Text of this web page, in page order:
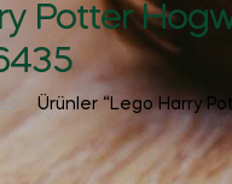
Potter
Ürünler “Lego Harry